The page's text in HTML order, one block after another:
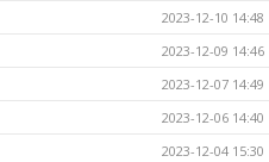
2023-12-10 14:48
2023-12-09 14:46
2023-12-07 14:49
2023-12-06 14:40
2023-12-04 15:30